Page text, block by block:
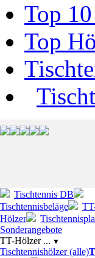
Top
Top
Tischtennis DB
Tischtennisbeläge
Hölzer
Sonderangebote
TT-Hölzer ... ▼
Tischtennishölzer (alle)